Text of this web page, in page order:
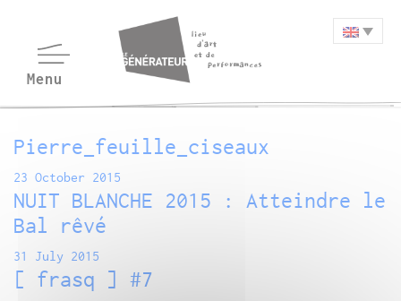
Pierre_feuille_ciseaux
23 October 2015
NUIT BLANCHE 2015 : Atteindre le
Bal rêvé
31 July 2015
[ frasq ] #7